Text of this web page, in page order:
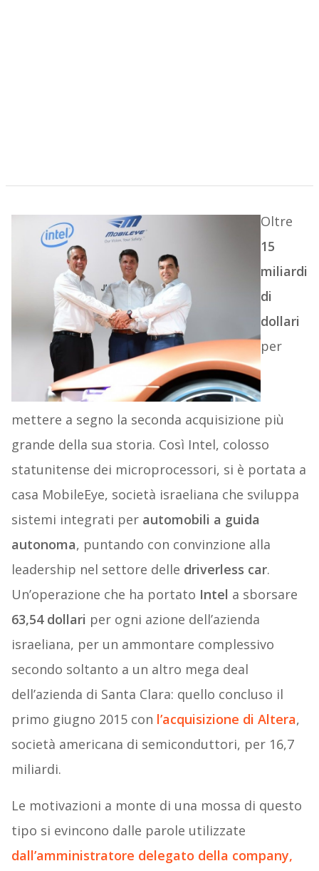
Oltre
15
miliardi
di
dollari
per
mettere a segno la seconda acquisizione più
grande della sua storia. Così Intel, colosso
statunitense dei microprocessori, si è portata a
casa MobileEye, società israeliana che sviluppa
sistemi integrati per automobili a guida
autonoma, puntando con convinzione alla
leadership nel settore delle driverless car.
Un’operazione che ha portato Intel a sborsare
63,54 dollari per ogni azione dell’azienda
israeliana, per un ammontare complessivo
secondo soltanto a un altro mega deal
dell’azienda di Santa Clara: quello concluso il
primo giugno 2015 con l’acquisizione di Altera,
società americana di semiconduttori, per 16,7
miliardi.
Le motivazioni a monte di una mossa di questo
tipo si evincono dalle parole utilizzate
dall’amministratore delegato della company,